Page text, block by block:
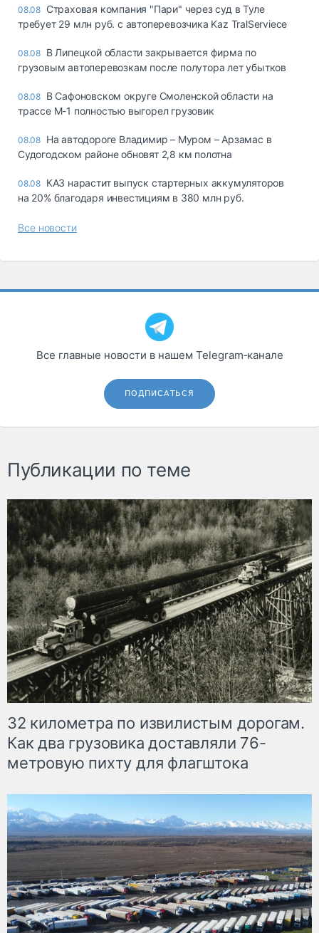
08.08 Страховая компания "Пари" через суд в Туле
требует 29 млн руб. с автоперевозчика Kaz TralServiece
08.08 В Липецкой области закрывается фирма по
грузовым автоперевозкам после полутора лет убытков
08.08 В Сафоновском округе Смоленской области на
трассе М-1 полностью выгорел грузовик
08.08 На автодороге Владимир – Муром – Арзамас в
Судогодском районе обновят 2,8 км полотна
08.08 КАЗ нарастит выпуск стартерных аккумуляторов
на 20% благодаря инвестициям в 380 млн руб.
Все новости
Все главные новости в нашем Telegram‑канале
ПОДПИСАТЬСЯ
Публикации по теме
32 километра по извилистым дорогам.
Как два грузовика доставляли 76-
метровую пихту для флагштока